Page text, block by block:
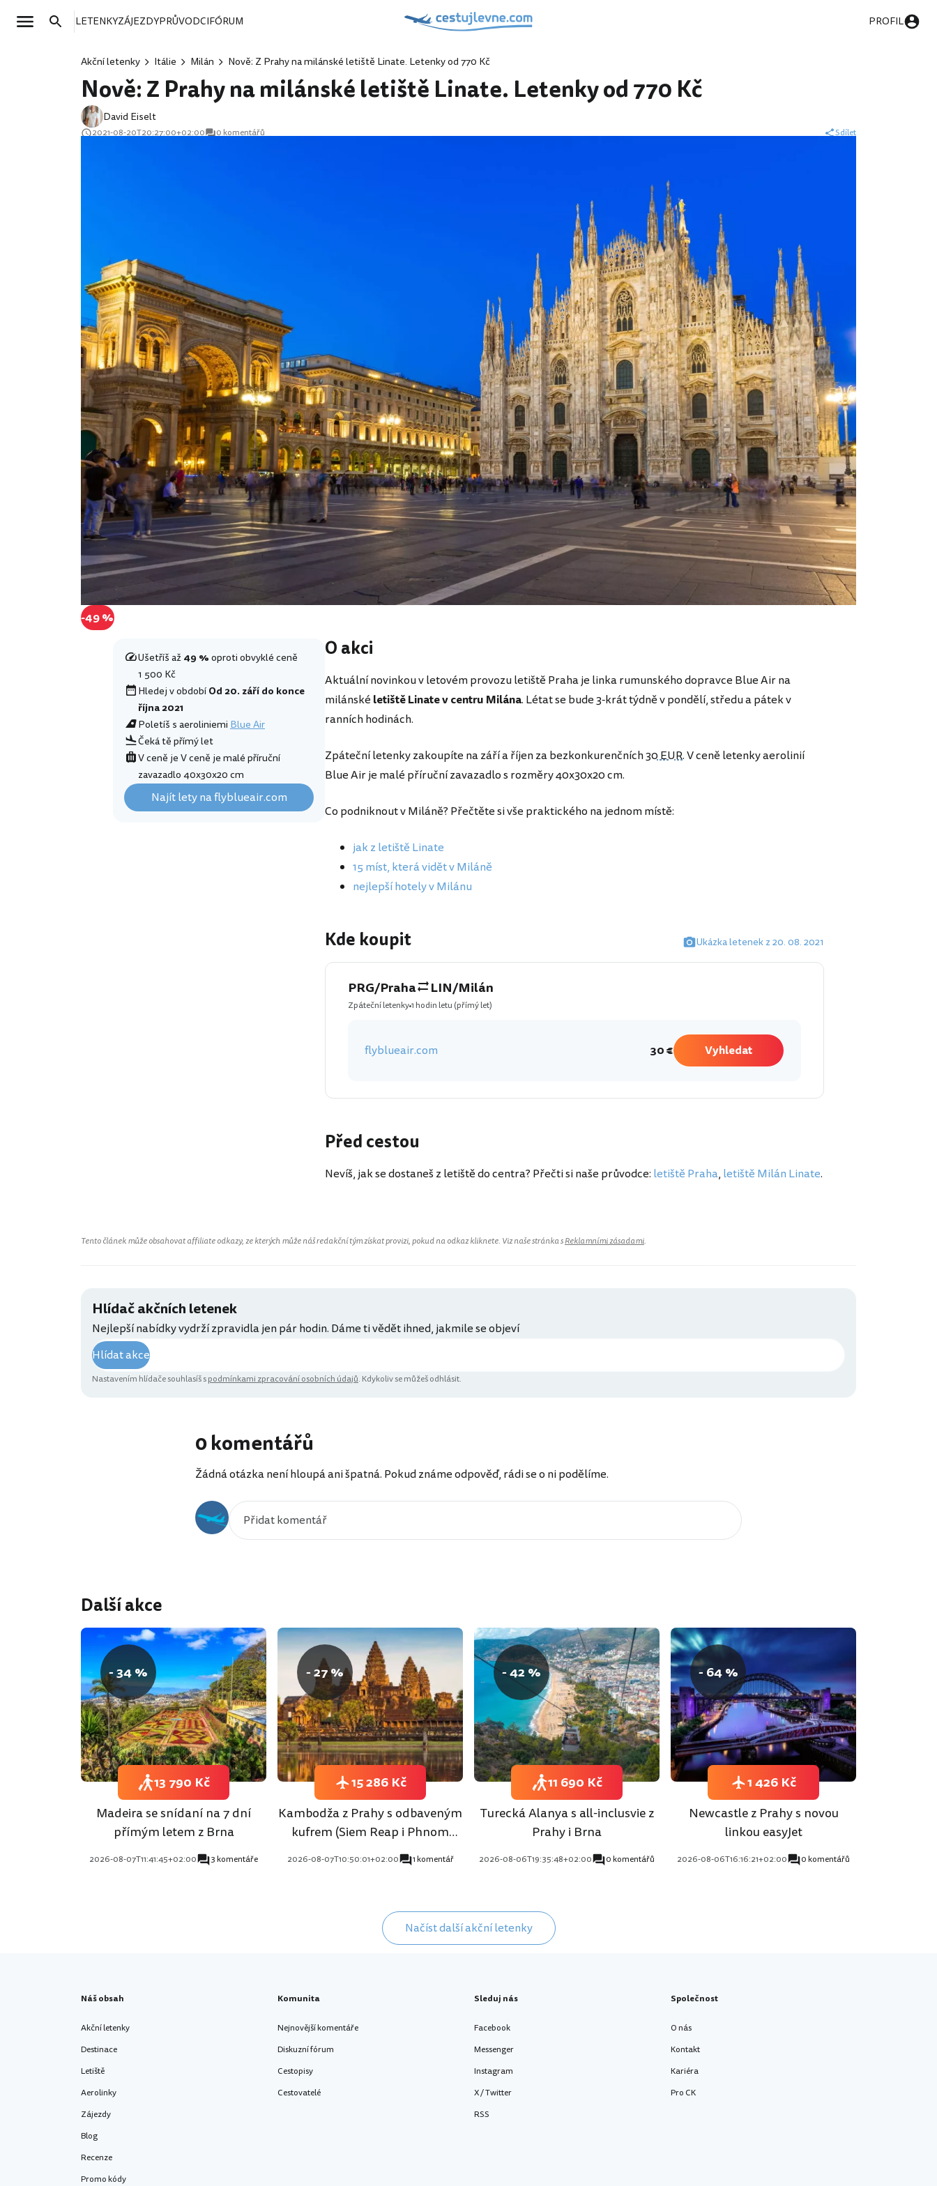
LETENKYZÁJEZDYPRŮVODCIFÓRUM PROFIL
Akční letenky Itálie Milán Nově: Z Prahy na milánské letiště Linate. Letenky od 770 Kč
Nově: Z Prahy na milánské letiště Linate. Letenky od 770 Kč
David Eiselt
2021-08-20T20:27:00+02:00 0 komentářů Sdílet
-49 %
Ušetříš až49 %oproti obvyklé ceně
1 500 Kč
Hledej v obdobíOd 20. září do konce
října 2021
Poletíš s aeroliniemiBlue Air
Čeká tě přímý let
V ceně je V ceně je malé příruční
zavazadlo 40x30x20 cm
Najít lety na flyblueair.com
O akci
Aktuální novinkou v letovém provozu letiště Praha je linka rumunského dopravce Blue Air na
milánské letiště Linate v centru Milána. Létat se bude 3-krát týdně v pondělí, středu a pátek v
ranních hodinách.
Zpáteční letenky zakoupíte na září a říjen za bezkonkurenčních30 EUR. V ceně letenky aerolinií
Blue Air je malé příruční zavazadlo s rozměry 40x30x20 cm.
Co podniknout v Miláně? Přečtěte si vše praktického na jednom místě:
jak z letiště Linate
15 míst, která vidět v Miláně
nejlepší hotely v Milánu
Kde koupit Ukázka letenek z 20. 08. 2021
PRG/Praha LIN/Milán
Zpáteční letenky1 hodin letu (přímý let)
flyblueair.com 30 € Vyhledat
Před cestou
Nevíš, jak se dostaneš z letiště do centra? Přečti si naše průvodce: letiště Praha, letiště Milán Linate.
Tento článek může obsahovat affiliate odkazy, ze kterých může náš redakční tým získat provizi, pokud na odkaz kliknete. Viz naše stránka sReklamními zásadami.
Hlídač akčních letenek
Nejlepší nabídky vydrží zpravidla jen pár hodin. Dáme ti vědět ihned, jakmile se objeví
Hlídat akce
Nastavením hlídače souhlasíš spodmínkami zpracování osobních údajů. Kdykoliv se můžeš odhlásit.
0 komentářů
Žádná otázka není hloupá ani špatná. Pokud známe odpověď, rádi se o ni podělíme.
Další akce
- 34 %
Madeira se snídaní na 7 dní
přímým letem z Brna
2026-08-07T11:41:45+02:00 3 komentáře
13 790 Kč
- 27 %
Kambodža z Prahy s odbaveným
kufrem (Siem Reap i Phnom
2026-08-07T10:50:01+02:00 1 komentář
15 286 Kč
- 42 %
Turecká Alanya s all-inclusvie z
Prahy i Brna
2026-08-06T19:35:48+02:00 0 komentářů
11 690 Kč
- 64 %
Newcastle z Prahy s novou
linkou easyJet
2026-08-06T16:16:21+02:00 0 komentářů
1 426 Kč
Načíst další akční letenky
Náš obsah
Akční letenky
Destinace
Letiště
Aerolinky
Zájezdy
Blog
Recenze
Promo kódy
Komunita
Nejnovější komentáře
Diskuzní fórum
Cestopisy
Cestovatelé
Sleduj nás
Facebook
Messenger
Instagram
X / Twitter
RSS
Společnost
O nás
Kontakt
Kariéra
Pro CK